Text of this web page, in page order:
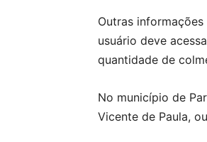
Outras
usuário deve
quantidade de
No município de
Vicente de Paula,